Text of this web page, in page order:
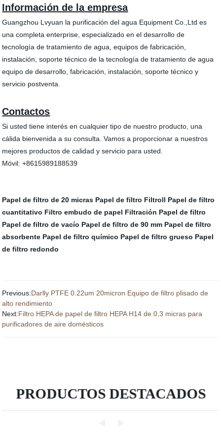
Información de la empresa
Guangzhou Lvyuan la purificación del agua Equipment Co.,Ltd es
una completa enterprise, especializado en el desarrollo de
tecnología de tratamiento de agua, equipos de fabricación,
instalación, soporte técnico de la tecnología de tratamiento de agua
equipo de desarrollo, fabricación, instalación, soporte técnico y
servicio postventa.
Contactos
Si usted tiene interés en cualquier tipo de nuestro producto, una
cálida bienvenida a su consulta. Vamos a proporcionar a nuestros
mejores productos de calidad y servicio para usted.
Móvil: +8615989188539
Papel de filtro de 20 micras Papel de filtro Filtroll Papel de filtro
cuantitativo Filtro embudo de papel Filtración Papel de filtro
Papel de filtro de vacío Papel de filtro de 90 mm Papel de filtro
absorbente Papel de filtro químico Papel de filtro grueso Papel
de filtro redondo
Previous:Darlly PTFE 0.22um 20micron Equipo de filtro plisado de
alto rendimiento
Next:Filtro HEPA de papel de filtro HEPA H14 de 0,3 micras para
purificadores de aire domésticos
PRODUCTOS DESTACADOS